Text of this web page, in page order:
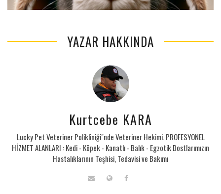
YAZAR HAKKINDA
Kurtcebe KARA
Lucky Pet Veteriner Polikliniği"nde Veteriner Hekimi. PROFESYONEL
HİZMET ALANLARI : Kedi - Köpek - Kanatlı - Balık - Egzotik Dostlarımızın
Hastalıklarının Teşhisi, Tedavisi ve Bakımı